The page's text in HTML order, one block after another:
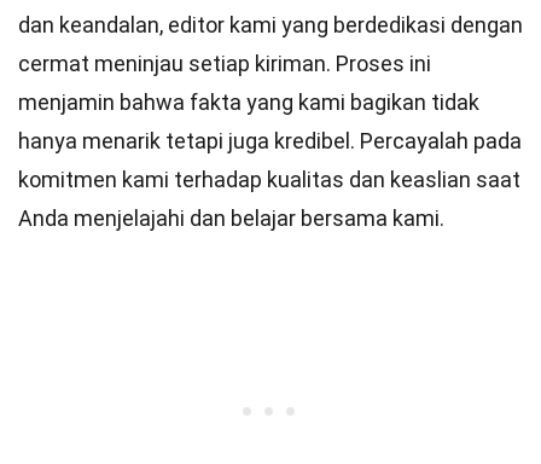
dan keandalan, editor kami yang berdedikasi dengan
cermat meninjau setiap kiriman. Proses ini
menjamin bahwa fakta yang kami bagikan tidak
hanya menarik tetapi juga kredibel. Percayalah pada
komitmen kami terhadap kualitas dan keaslian saat
Anda menjelajahi dan belajar bersama kami.